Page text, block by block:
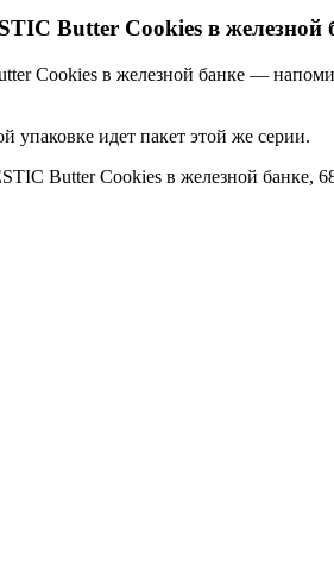
Butter Cookies в железной
Cookies в железной банке —
упаковке идет пакет этой же серии.
Butter Cookies в железной банке,